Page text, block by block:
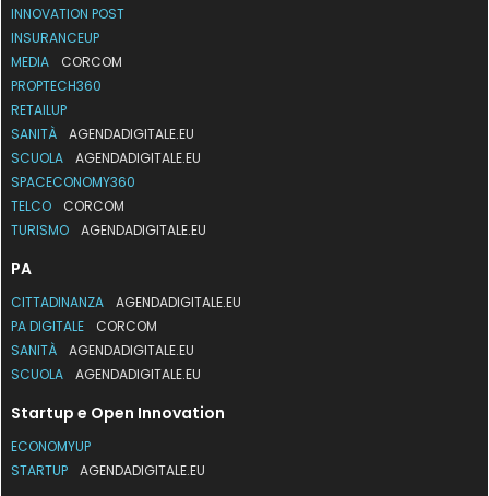
INNOVATION POST
INSURANCEUP
MEDIA
CORCOM
PROPTECH360
RETAILUP
SANITÀ
AGENDADIGITALE.EU
SCUOLA
AGENDADIGITALE.EU
SPACECONOMY360
TELCO
CORCOM
TURISMO
AGENDADIGITALE.EU
PA
CITTADINANZA
AGENDADIGITALE.EU
PA DIGITALE
CORCOM
SANITÀ
AGENDADIGITALE.EU
SCUOLA
AGENDADIGITALE.EU
Startup e Open Innovation
ECONOMYUP
STARTUP
AGENDADIGITALE.EU